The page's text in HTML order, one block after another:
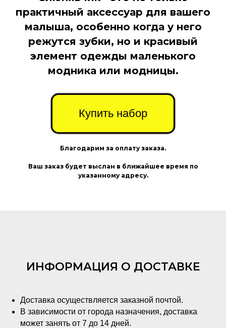
практичный аксессуар для вашего
малыша, особенно когда у него
режутся зубки, но и красивый
элемент одежды маленького
модника или модницы.
Купить набор
Благодарим за оплату заказа.
Ваш заказ будет выслан в ближайшее время по
указанному адресу.
ИНФОРМАЦИЯ О ДОСТАВКЕ
Доставка осуществляется заказной почтой.
В зависимости от города назначения, доставка
может занять от 7 до 14 дней.